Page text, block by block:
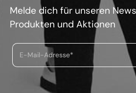
Melde dich für unseren
Produkten und Aktionen
E-Mail-Adresse*